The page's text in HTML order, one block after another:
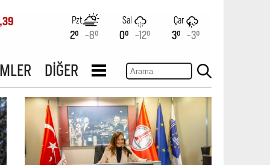
Pzt
2° -8°
Sal
0° -12°
Çar
3° -3°
DİĞER